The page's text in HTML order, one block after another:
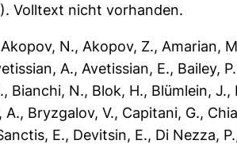
Volltext nicht vorhanden.
Akopov, N., Akopov, Z., Amarian,
A., Avetissian, E., Bailey, P.
, Bianchi, N., Blok, H., Blümlein, J.,
A., Bryzgalov, V., Capitani, G.,
E., Devitsin, E., Di Nezza, P.